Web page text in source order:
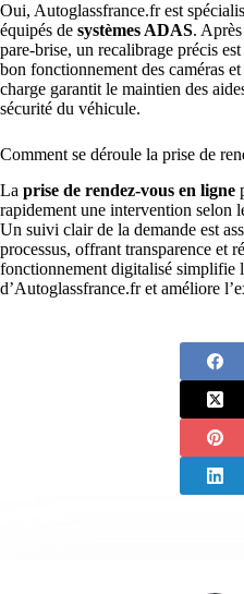
Oui, Autoglassfrance.fr est
équipés de systèmes ADAS.
pare-brise, un recalibrage précis
bon fonctionnement des caméras
charge garantit le maintien des
sécurité du véhicule.
Comment se déroule la prise de
La prise de rendez-vous en ligne
rapidement une intervention selon
Un suivi clair de la demande est
processus, offrant transparence et
fonctionnement digitalisé simplifie
d’Autoglassfrance.fr et améliore